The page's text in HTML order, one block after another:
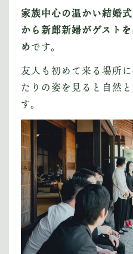
家族中心の温かい結婚
から新郎新婦がゲスト
めです。
友人も初めて来る場所
たりの姿を見ると自然
す。